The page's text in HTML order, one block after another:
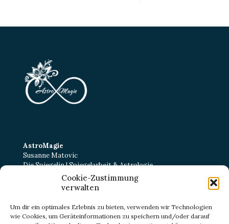
Cookie-Zustimmung
verwalten
Um dir ein optimales Erlebnis zu bieten, verwenden wir Technologien
wie Cookies, um Geräteinformationen zu speichern und/oder darauf
AstroMagie
Susanne Matovic
Die Spiegelin | Spiegelarbeit & Astrologie
Kurt-Schumacher-Straße 22
38102 Braunschweig